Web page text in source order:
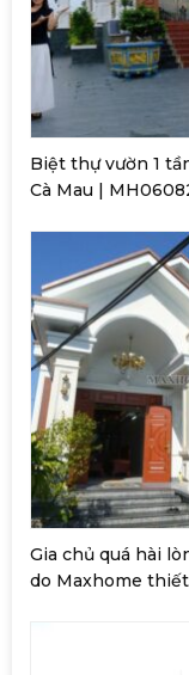
Biệt thự vườn 1
Cà Mau |
Gia chủ quá hài
do Maxhome